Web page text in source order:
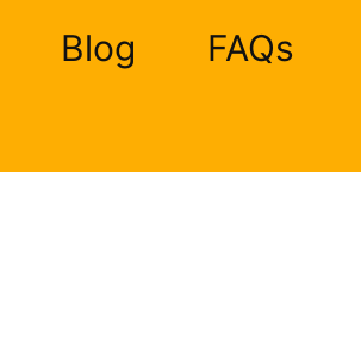
Blog FAQs